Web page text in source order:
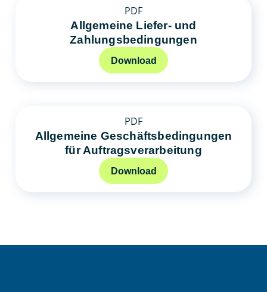
PDF
Allgemeine Liefer- und
Zahlungsbedingungen
Download
PDF
Allgemeine Geschäftsbedingungen
für Auftragsverarbeitung
Download